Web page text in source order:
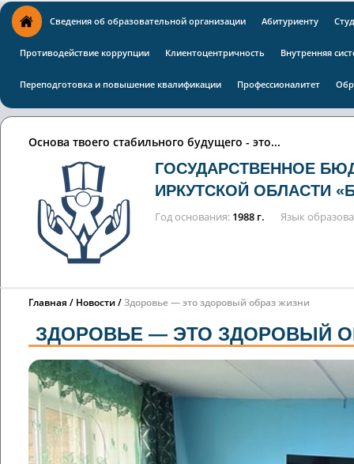
Сведения об образовательной организации Абитуриенту
Противодействие коррупции Клиентоцентричность Внутренняя
Переподготовка и повышение квалификации Профессионалитет
Основа твоего стабильного будущего - это...
ГОСУДАРСТВЕННОЕ
ИРКУТСКОЙ ОБЛАСТИ
Год основания 1988 г. Язык
Главная Новости Здоровье — это здоровый образ жизни
ЗДОРОВЬЕ — ЭТО ЗДОРОВЫЙ